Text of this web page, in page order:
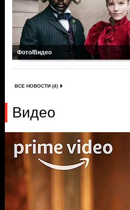
Фото/Видео
ВСЕ НОВОСТИ (4)
Видео